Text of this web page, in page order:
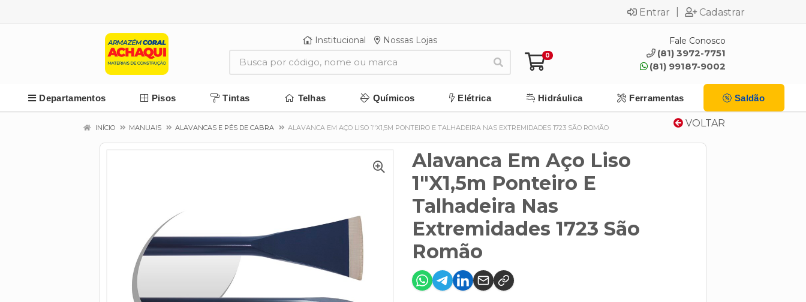
Entrar Cadastrar
Institucional Nossas Lojas
0
Fale Conosco
(81) 3972-7751
(81) 99187-9002
Departamentos Pisos Tintas Telhas Químicos Elétrica Hidráulica Ferramentas Saldão
VOLTAR
INÍCIO MANUAIS ALAVANCAS E PÉS DE CABRA ALAVANCA EM AÇO LISO 1"X1,5M PONTEIRO E TALHADEIRA NAS EXTREMIDADES 1723 SÃO ROMÃO
Alavanca Em Aço Liso
1"X1,5m Ponteiro E
Talhadeira Nas
Extremidades 1723 São
Romão